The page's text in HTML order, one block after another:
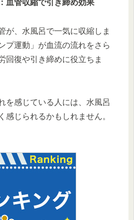
血管収縮で引き締め効果
が、水風呂で一気に収縮しま
プ運動」が血流の流れをさら
回復や引き締めに役立ちま
を感じている人には、水風呂
感じられるかもしれません。